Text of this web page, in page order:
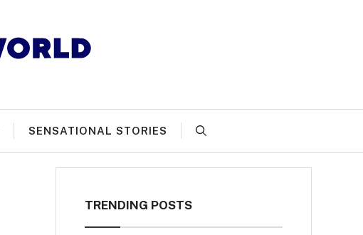
SENSATIONAL STORIES
TRENDING POSTS